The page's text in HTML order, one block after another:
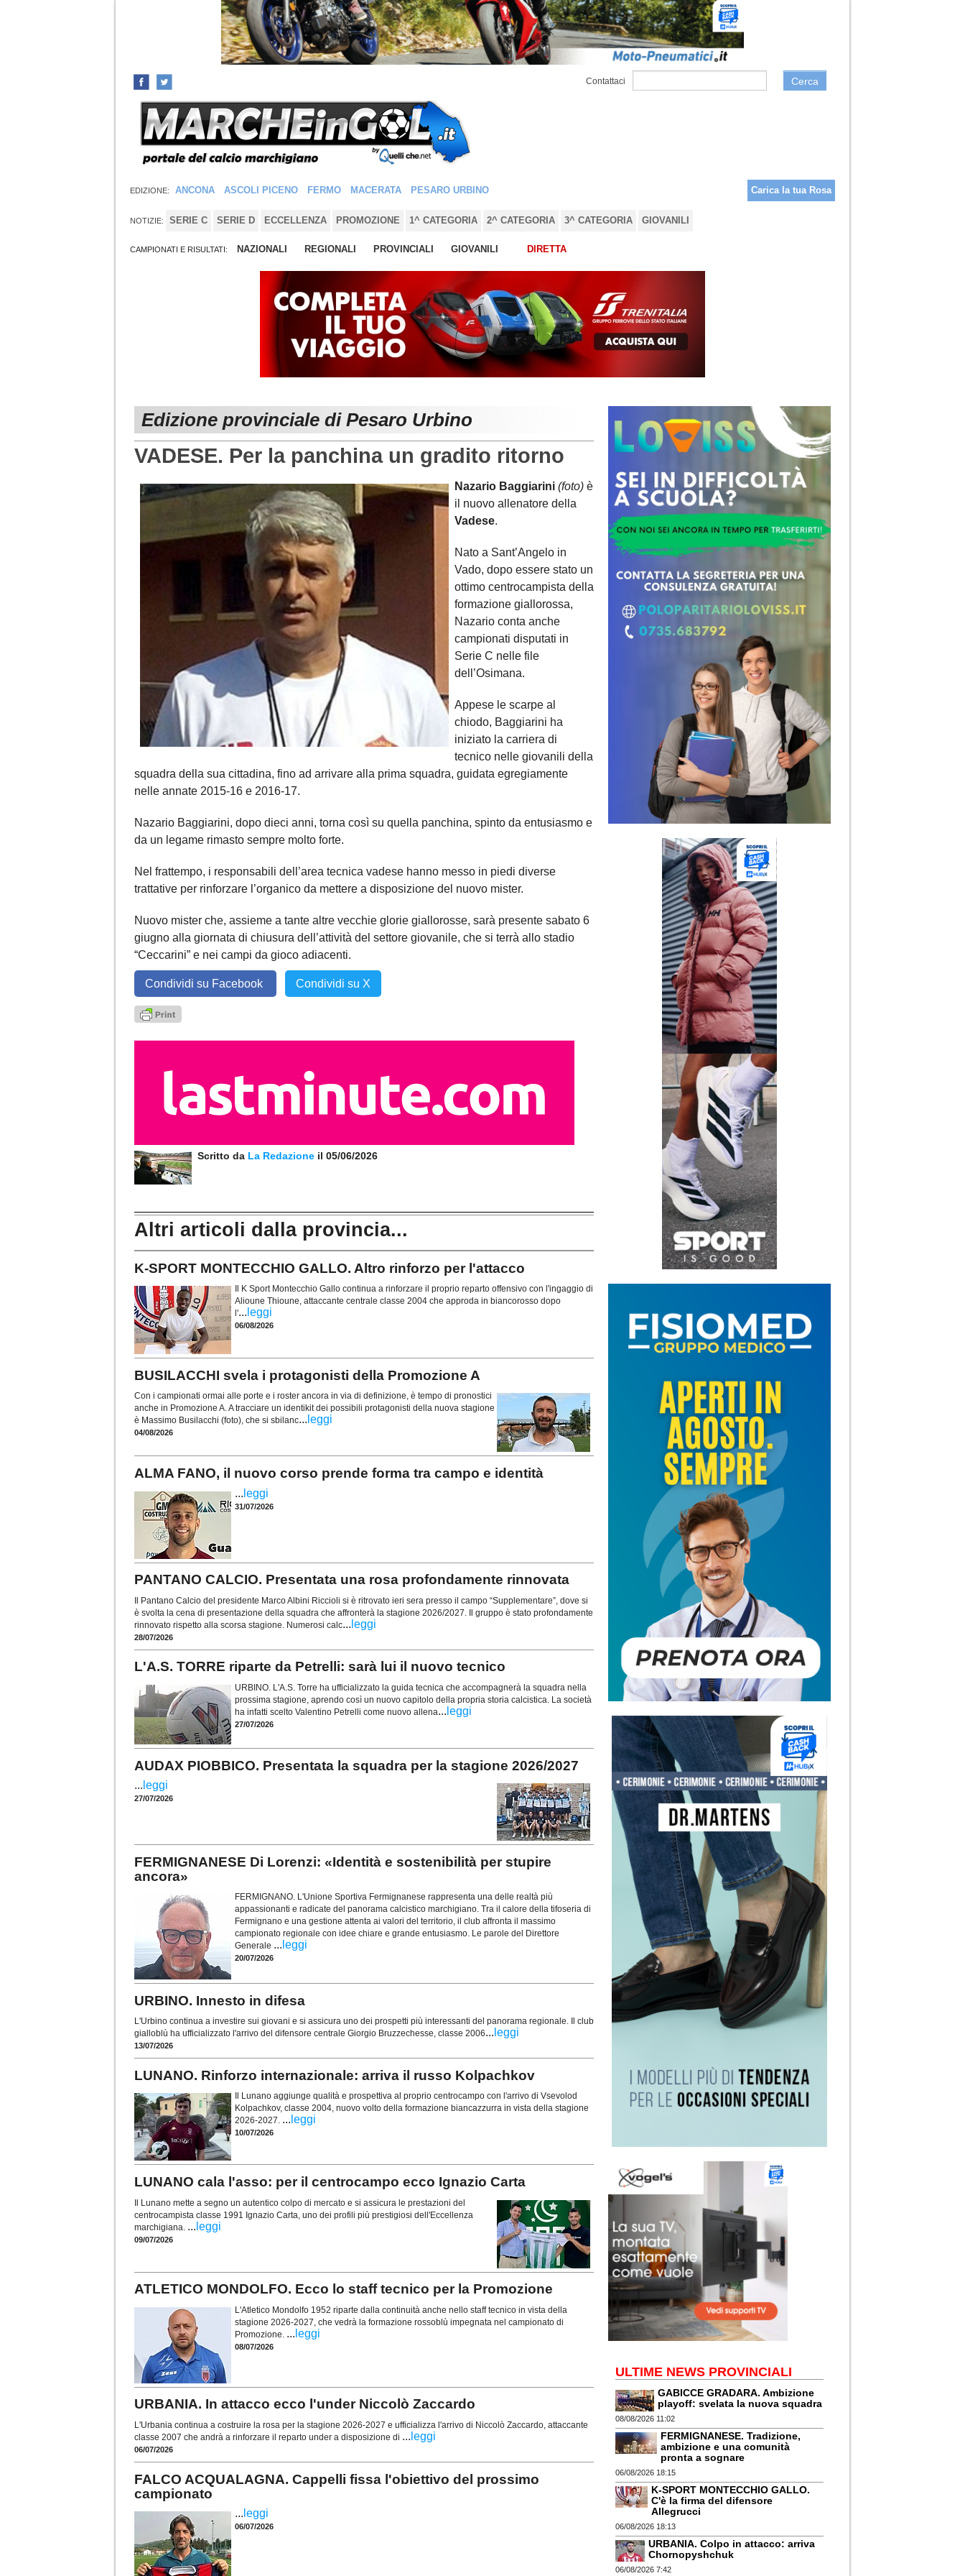
Contattaci Cerca
EDIZIONE: ANCONA ASCOLI PICENO FERMO MACERATA PESARO URBINO Carica la tua Rosa
NOTIZIE: SERIE C SERIE D ECCELLENZA PROMOZIONE 1^ CATEGORIA 2^ CATEGORIA 3^ CATEGORIA GIOVANILI
CAMPIONATI E RISULTATI: NAZIONALI REGIONALI PROVINCIALI GIOVANILI DIRETTA
Edizione provinciale di Pesaro Urbino
VADESE. Per la panchina un gradito ritorno
Nazario Baggiarini (foto) è
il nuovo allenatore della
Vadese.
Nato a Sant’Angelo in
Vado, dopo essere stato un
ottimo centrocampista della
formazione giallorossa,
Nazario conta anche
campionati disputati in
Serie C nelle file
dell’Osimana.
Appese le scarpe al
chiodo, Baggiarini ha
iniziato la carriera di
tecnico nelle giovanili della
squadra della sua cittadina, fino ad arrivare alla prima squadra, guidata egregiamente
nelle annate 2015-16 e 2016-17.
Nazario Baggiarini, dopo dieci anni, torna così su quella panchina, spinto da entusiasmo e
da un legame rimasto sempre molto forte.
Nel frattempo, i responsabili dell’area tecnica vadese hanno messo in piedi diverse
trattative per rinforzare l’organico da mettere a disposizione del nuovo mister.
Nuovo mister che, assieme a tante altre vecchie glorie giallorosse, sarà presente sabato 6
giugno alla giornata di chiusura dell’attività del settore giovanile, che si terrà allo stadio
“Ceccarini” e nei campi da gioco adiacenti.
Condividi su Facebook Condividi su X
Scritto da La Redazione il 05/06/2026
Altri articoli dalla provincia...
K-SPORT MONTECCHIO GALLO. Altro rinforzo per l'attacco
Il K Sport Montecchio Gallo continua a rinforzare il proprio reparto offensivo con l'ingaggio di
Alioune Thioune, attaccante centrale classe 2004 che approda in biancorosso dopo
l'... leggi
06/08/2026
BUSILACCHI svela i protagonisti della Promozione A
Con i campionati ormai alle porte e i roster ancora in via di definizione, è tempo di pronostici
anche in Promozione A. A tracciare un identikit dei possibili protagonisti della nuova stagione
è Massimo Busilacchi (foto), che si sbilanc... leggi
04/08/2026
ALMA FANO, il nuovo corso prende forma tra campo e identità
... leggi
31/07/2026
PANTANO CALCIO. Presentata una rosa profondamente rinnovata
Il Pantano Calcio del presidente Marco Albini Riccioli si è ritrovato ieri sera presso il campo “Supplementare”, dove si
è svolta la cena di presentazione della squadra che affronterà la stagione 2026/2027. Il gruppo è stato profondamente
rinnovato rispetto alla scorsa stagione. Numerosi calc... leggi
28/07/2026
L'A.S. TORRE riparte da Petrelli: sarà lui il nuovo tecnico
URBINO. L'A.S. Torre ha ufficializzato la guida tecnica che accompagnerà la squadra nella
prossima stagione, aprendo così un nuovo capitolo della propria storia calcistica. La società
ha infatti scelto Valentino Petrelli come nuovo allena... leggi
27/07/2026
AUDAX PIOBBICO. Presentata la squadra per la stagione 2026/2027
... leggi
27/07/2026
FERMIGNANESE Di Lorenzi: «Identità e sostenibilità per stupire
ancora»
FERMIGNANO. L'Unione Sportiva Fermignanese rappresenta una delle realtà più
appassionanti e radicate del panorama calcistico marchigiano. Tra il calore della tifoseria di
Fermignano e una gestione attenta ai valori del territorio, il club affronta il massimo
campionato regionale con idee chiare e grande entusiasmo. Le parole del Direttore
Generale ... leggi
20/07/2026
URBINO. Innesto in difesa
L'Urbino continua a investire sui giovani e si assicura uno dei prospetti più interessanti del panorama regionale. Il club
gialloblù ha ufficializzato l'arrivo del difensore centrale Giorgio Bruzzechesse, classe 2006... leggi
13/07/2026
LUNANO. Rinforzo internazionale: arriva il russo Kolpachkov
Il Lunano aggiunge qualità e prospettiva al proprio centrocampo con l'arrivo di Vsevolod
Kolpachkov, classe 2004, nuovo volto della formazione biancazzurra in vista della stagione
2026-2027. ... leggi
10/07/2026
LUNANO cala l'asso: per il centrocampo ecco Ignazio Carta
Il Lunano mette a segno un autentico colpo di mercato e si assicura le prestazioni del
centrocampista classe 1991 Ignazio Carta, uno dei profili più prestigiosi dell'Eccellenza
marchigiana. ... leggi
09/07/2026
ATLETICO MONDOLFO. Ecco lo staff tecnico per la Promozione
L'Atletico Mondolfo 1952 riparte dalla continuità anche nello staff tecnico in vista della
stagione 2026-2027, che vedrà la formazione rossoblù impegnata nel campionato di
Promozione. ... leggi
08/07/2026
URBANIA. In attacco ecco l'under Niccolò Zaccardo
L'Urbania continua a costruire la rosa per la stagione 2026-2027 e ufficializza l'arrivo di Niccolò Zaccardo, attaccante
classe 2007 che andrà a rinforzare il reparto under a disposizione di ... leggi
06/07/2026
FALCO ACQUALAGNA. Cappelli fissa l'obiettivo del prossimo
campionato
... leggi
06/07/2026
ULTIME NEWS PROVINCIALI
GABICCE GRADARA. Ambizione
playoff: svelata la nuova squadra
08/08/2026 11:02
FERMIGNANESE. Tradizione,
ambizione e una comunità
pronta a sognare
06/08/2026 18:15
K-SPORT MONTECCHIO GALLO.
C'è la firma del difensore
Allegrucci
06/08/2026 18:13
URBANIA. Colpo in attacco: arriva
Chornopyshchuk
06/08/2026 7:42